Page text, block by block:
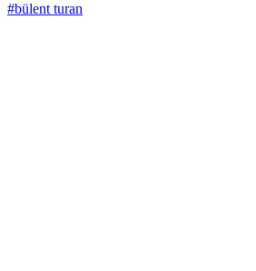
#bülent turan